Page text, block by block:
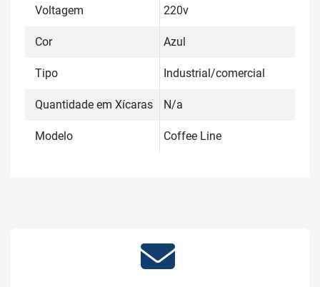
Voltagem 220v
Cor Azul
Tipo Industrial/comercial
Quantidade em Xícaras N/a
Modelo Coffee Line